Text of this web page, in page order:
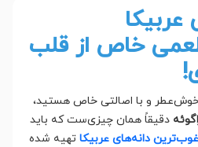
طعمی خاص از قلب
خوش‌عطر و با اصالتی خاص هستید،
دقیقاً همان چیزی‌ست که باید
دانه‌های عربیکا تهیه شده